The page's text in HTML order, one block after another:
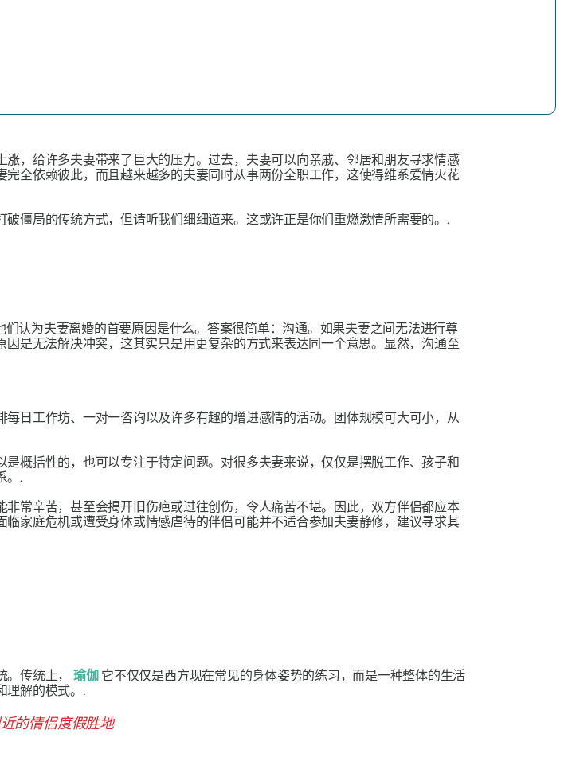
，给许多夫妻带来了巨大的压力。过去，夫妻可以向亲戚、邻居和朋友寻求情感
全依赖彼此，而且越来越多的夫妻同时从事两份全职工作，这使得维系爱情火花
僵局的传统方式，但请听我们细细道来。这或许正是你们重燃激情所需要的。.
认为夫妻离婚的首要原因是什么。答案很简单：沟通。如果夫妻之间无法进行尊
因是无法解决冲突，这其实只是用更复杂的方式来表达同一个意思。显然，沟通至
日工作坊、一对一咨询以及许多有趣的增进感情的活动。团体规模可大可小，从
概括性的，也可以专注于特定问题。对很多夫妻来说，仅仅是摆脱工作、孩子和
。.
常辛苦，甚至会揭开旧伤疤或过往创伤，令人痛苦不堪。因此，双方伴侣都应本
家庭危机或遭受身体或情感虐待的伴侣可能并不适合参加夫妻静修，建议寻求其
传统上， 瑜伽它不仅仅是西方现在常见的身体姿势的练习，而是一种整体的生活
理解的模式。.